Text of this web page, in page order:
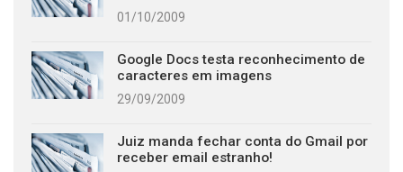
01/10/2009
Google Docs testa reconhecimento de
caracteres em imagens
29/09/2009
Juiz manda fechar conta do Gmail por
receber email estranho!